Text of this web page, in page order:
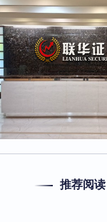
推荐阅读